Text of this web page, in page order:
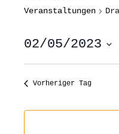
Veranstaltungen
02/05/2023
wählen.
Vorheriger Tag